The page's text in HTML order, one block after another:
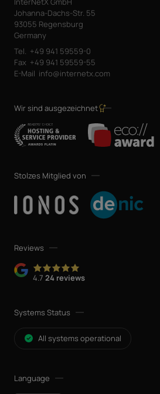
Johanna-Dachs-Str. 55
93055 Regensburg
Germany
Tel. +49 941 59559-0
Fax +49 941 59559-55
E-Mail info@internetx.com
Wir sind ausgezeichnet
Stolzes Mitglied von
Reviews
4.7 24 reviews
Systems Status
All systems operational
Language